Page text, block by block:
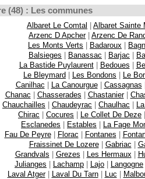
(48) : Les communes
Albaret Le Comtal | Albaret Sainte
Arzenc D Apcher| Arzenc De
Les Monts Verts | Badaroux |
Balsieges | Banassac | Barjac |
La Bastide Puylaurent| Bedoues |
Le Bleymard | Les Bondons | Le
Canilhac | La Canourgue| Cassagnas
Chanac | Chasserades | Chastanier|
Chauchailles | Chaudeyrac | Chaulhac |
Chirac | Cocures | Le Collet De Deze |
Esclanedes | Estables | La Fage
Fau De Peyre| Florac | Fontanes |
Fraissinet De Lozere| Gabriac |
Grandvals | Grezes | Les Hermaux |
Julianges | Lachamp | Lajo | Langogne
Laval Atger| Laval Du Tarn| Luc |